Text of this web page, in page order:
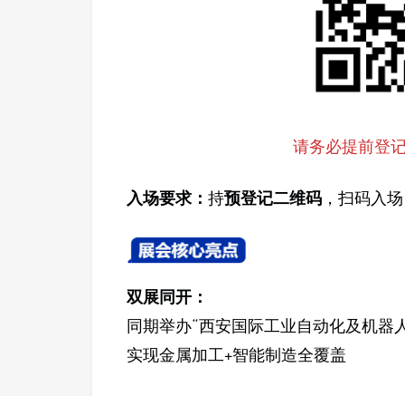
请务必提前登
入场要求： 持预登记二维码 ，扫码入场
双展同开：
同期举办“西安国际工业自动化及机器
实现金属加工+智能制造全覆盖